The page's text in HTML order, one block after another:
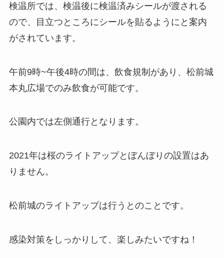
検温所では、 検温後に検温済みシールが渡される
ので、目立つところにシールを貼る ようにと案内
がされています。
午前9時~午後4時の間は、飲食規制があり、 松前城
本丸広場でのみ飲食が可能です。
公園内では左側通行となります。
2021年は桜のライトアップとぼんぼりの設置はあ
りません。
松前城のライトアップは行うとのことです。
感染対策をしっかりして、楽しみたいですね！